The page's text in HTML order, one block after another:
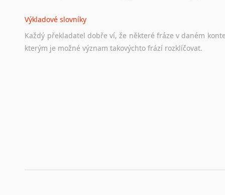
Hledáte-li
práci
stejná obecná pravidla, jako pro český životopis. Tak dost
Výkladové slovníky
Každý překladatel dobře ví, že některé fráze v daném
kterým je možné význam takovýchto frází rozklíčovat.